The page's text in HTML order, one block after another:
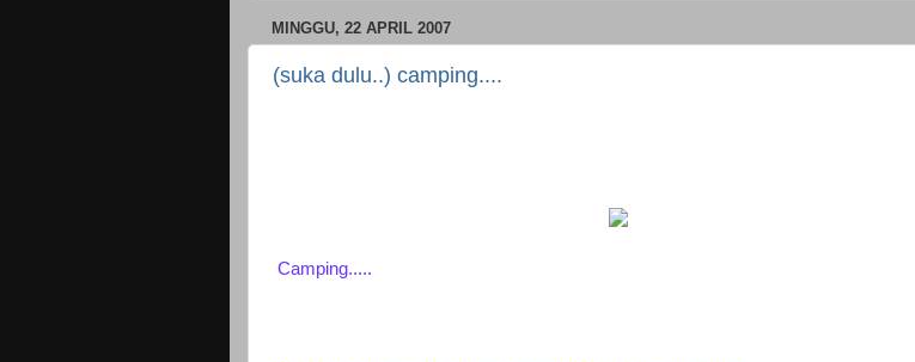
MINGGU, 22 APRIL 2007
(suka dulu..) camping....
Camping.....